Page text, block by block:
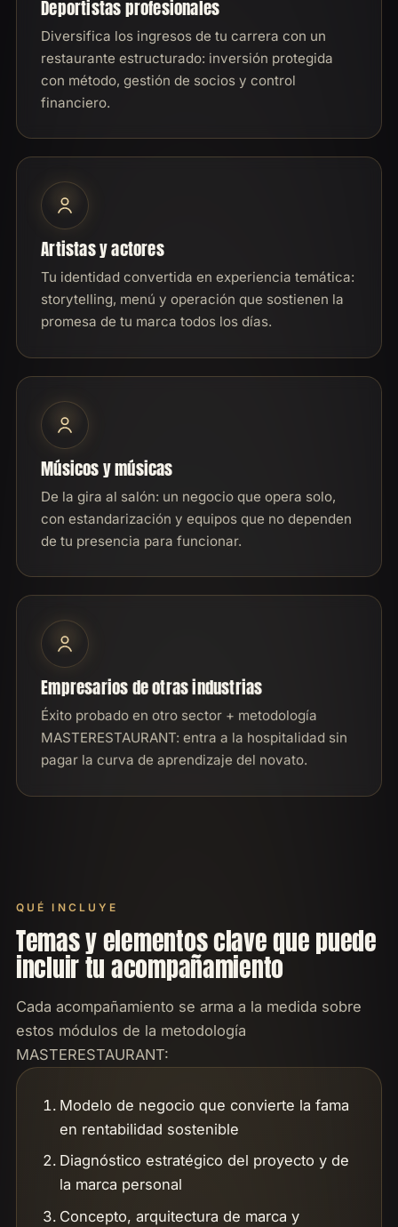
Deportistas profesionales
Diversifica los ingresos de tu carrera con un
restaurante estructurado: inversión protegida
con método, gestión de socios y control
financiero.
Artistas y actores
Tu identidad convertida en experiencia temática:
storytelling, menú y operación que sostienen la
promesa de tu marca todos los días.
Músicos y músicas
De la gira al salón: un negocio que opera solo,
con estandarización y equipos que no dependen
de tu presencia para funcionar.
Empresarios de otras industrias
Éxito probado en otro sector + metodología
MASTERESTAURANT: entra a la hospitalidad sin
pagar la curva de aprendizaje del novato.
QUÉ INCLUYE
Temas y elementos clave que puede
incluir tu acompañamiento
Cada acompañamiento se arma a la medida sobre
estos módulos de la metodología
MASTERESTAURANT:
Modelo de negocio que convierte la fama
en rentabilidad sostenible
Diagnóstico estratégico del proyecto y de
la marca personal
Concepto, arquitectura de marca y